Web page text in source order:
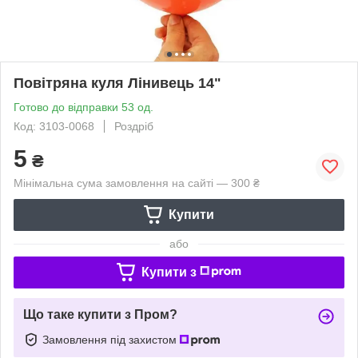
Повітряна куля Лінивець 14"
Готово до відправки 53 од.
Код: 3103-0068
Роздріб
5 ₴
Мінімальна сума замовлення на сайті — 300 ₴
Купити
або
Купити з
Що таке купити з Пром?
Замовлення під захистом